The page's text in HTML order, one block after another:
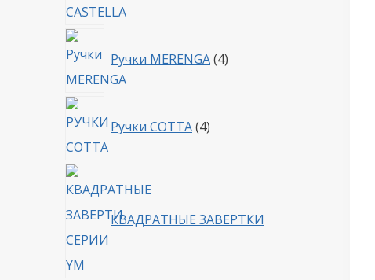
Ручки MERENGA 4товара
Ручки COTTA 4товара
КВАДРАТНЫЕ ЗАВЕРТКИ